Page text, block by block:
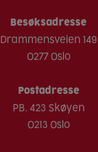
Besøksadresse
Drammensveien 149
0277 Oslo
Postadresse
PB. 423 Skøyen
0213 Oslo